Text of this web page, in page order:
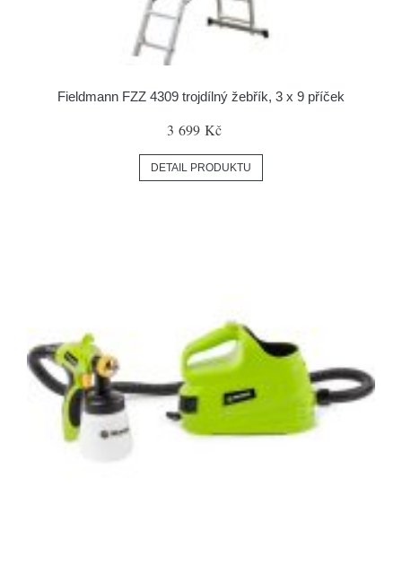
Fieldmann FZZ 4309 trojdílný žebřík, 3 x 9 příček
3 699 Kč
DETAIL PRODUKTU